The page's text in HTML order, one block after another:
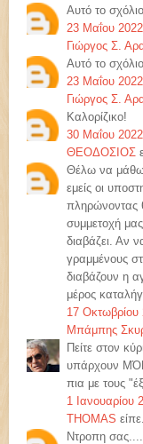
Αυτό το
23 Μαΐου
Γιώργος Σ.
Αυτό το
23 Μαΐου
Γιώργος Σ.
Καλορίζικο!
30 Μαΐου
ΘΕΟΔΟΣΙΟΣ
Θέλω να μάθω
εμείς οι
πληρώνοντας
συμμετοχή
διαβάζει. Αν
γραμμένους
διαβάζουν η
μέρος
17 Οκτωβρίου
Μπάμπης
Πείτε στον
υπάρχουν
πια με τους
1 Ιανουαρίου
THOMAS
Ντροπη